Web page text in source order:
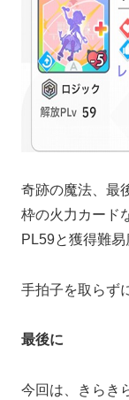
奇跡の魔法、最
枠の火力カード
PL59と獲得難易
手拍子を取らず
最後に
今回は、きらき